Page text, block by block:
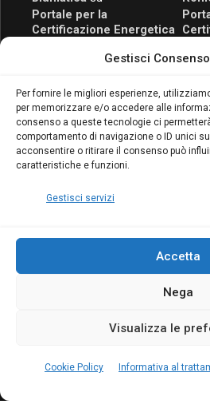
Gestisci
Per fornire le migliori esperienze,
per memorizzare e/o accedere alle
consenso a queste tecnologie ci
comportamento di navigazione o ID unici
acconsentire o ritirare il consenso può
caratteristiche e funzioni.
Gestisci servizi
Accetta
Nega
Visualizza le
Cookie Policy Informativa al
Portale per la
Certificazione Energetica
scopri il Corso Blumatica
Blumaticasu
Coordinatore della
Sicurezza: cosa è
richiesto per abilitazione
e aggiornamento
Copyright Blumatica